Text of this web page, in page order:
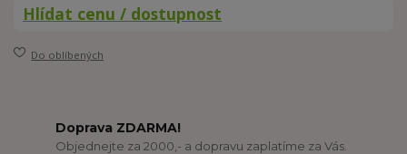
Hlídat cenu / dostupnost
Do oblíbených
Doprava ZDARMA!
Objednejte za 2000,- a dopravu zaplatíme za Vás.